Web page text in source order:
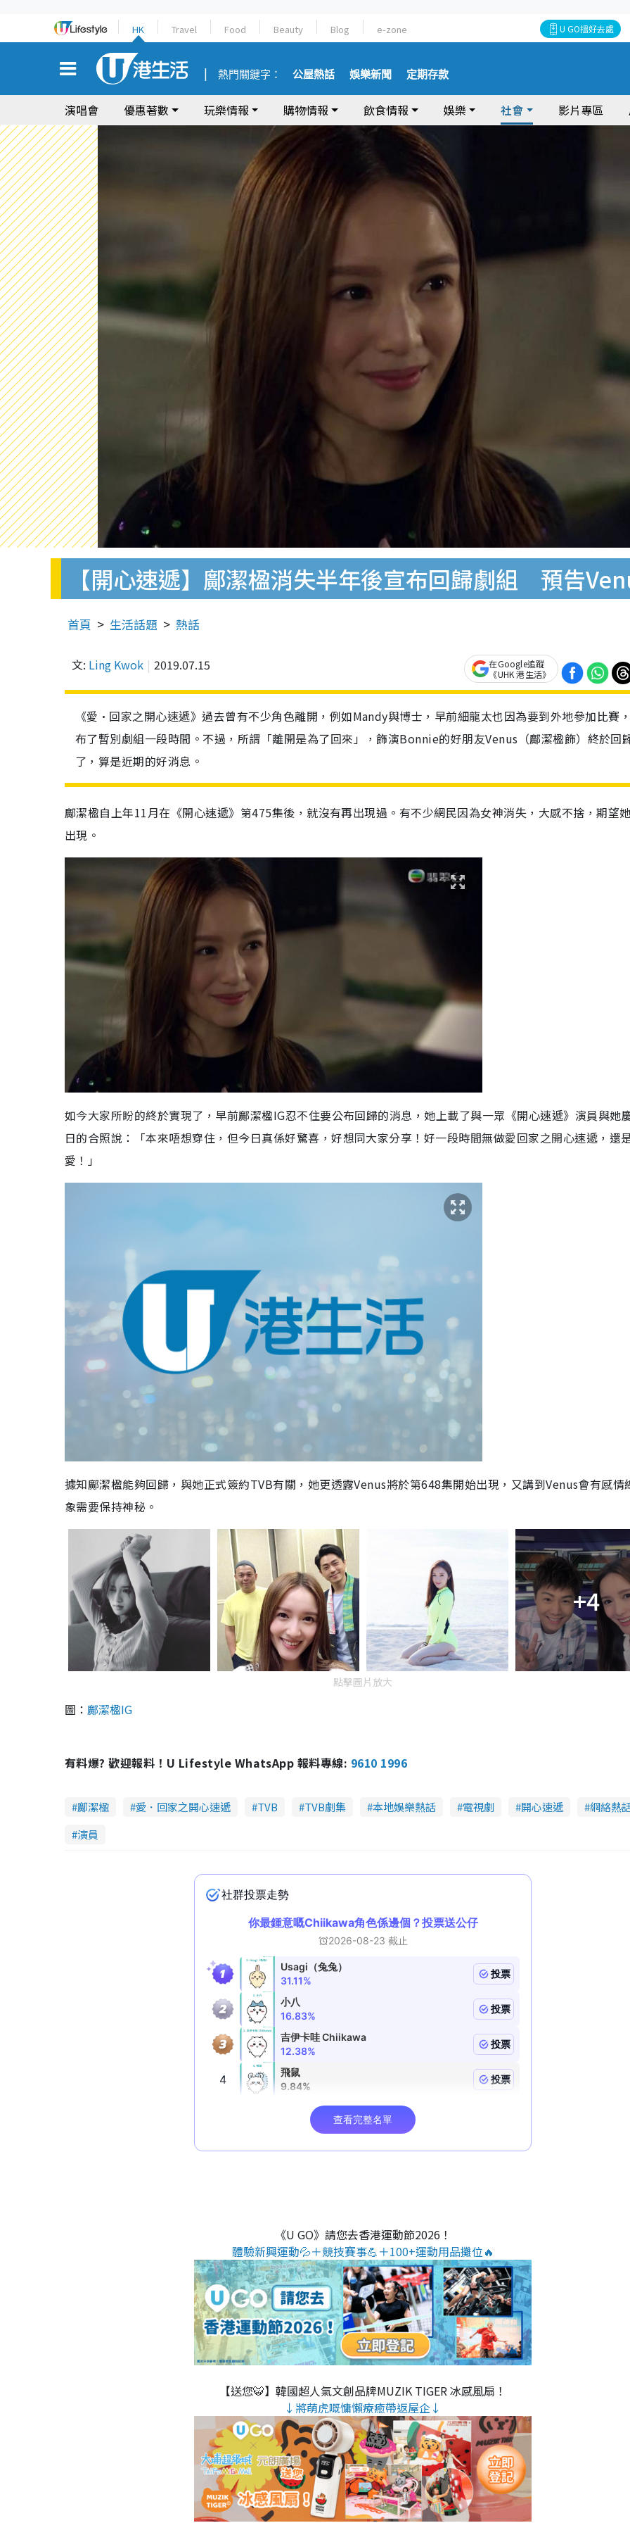
HK Travel Food Beauty Blog e-zone U GO搵好去處
熱門關鍵字： 公屋熱話 娛樂新聞 定期存款
演唱會 優惠著數 玩樂情報 購物情報 飲食情報 娛樂 社會 影片專區
【開心速遞】鄺潔楹消失半年後宣布回歸劇組 預告
首頁 生活話題 熱話
文: Ling Kwok 2019.07.15
在Google追蹤
《UHK 港生活》
《愛•回家之開心速遞》過去曾有不少角色離開，例如Mandy與博士，早前細龍太也因為要到外地參加比賽
布了暫別劇組一段時間。不過，所謂「離開是為了回來」，飾演Bonnie的好朋友Venus（鄺潔楹飾）終於回
了，算是近期的好消息。
鄺潔楹自上年11月在《開心速遞》第475集後，就沒有再出現過。有不少網民因為女神消失，大感不捨，期望
出現。
如今大家所盼的終於實現了，早前鄺潔楹IG忍不住要公布回歸的消息，她上載了與一眾《開心速遞》演員與她
日的合照說：「本來唔想穿住，但今日真係好驚喜，好想同大家分享！好一段時間無做愛回家之開心速遞，還
愛！」
據知鄺潔楹能夠回歸，與她正式簽約TVB有關，她更透露Venus將於第648集開始出現，又講到Venus會有感情
象需要保持神秘。
+4
點擊圖片放大
圖： 鄺潔楹IG
有料爆? 歡迎報料！U Lifestyle WhatsApp 報料專線: 9610 1996
鄺潔楹 愛．回家之開心速遞 TVB TVB劇集 本地娛樂熱話 電視劇 開心速遞
網絡熱
演員
《U GO》請您去香港運動節2026！
體驗新興運動💦＋競技賽事💪＋100+運動用品攤位🔥
【送您🐯】韓國超人氣文創品牌MUZIK TIGER 冰感風扇！
↓將萌虎嘅慵懶療癒帶返屋企↓